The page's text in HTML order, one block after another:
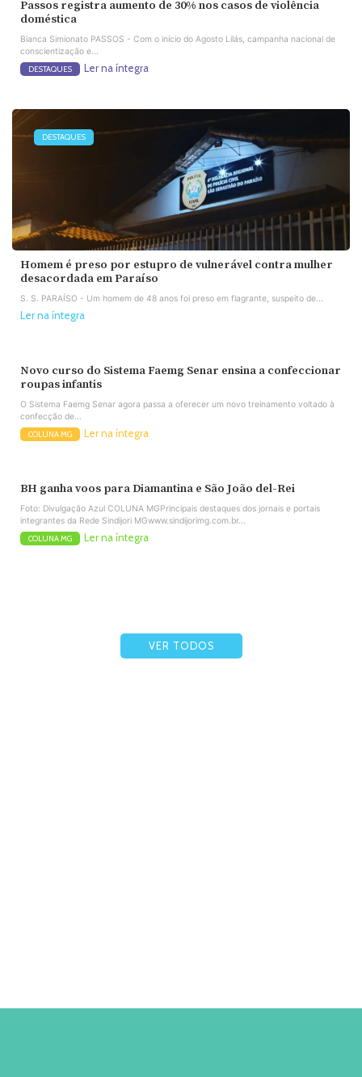
Passos registra aumento de 30% nos casos de violência
doméstica
Bianca Simionato PASSOS - Com o início do Agosto Lilás, campanha nacional de
conscientização e...
DESTAQUES Ler na íntegra
DESTAQUES
Homem é preso por estupro de vulnerável contra mulher
desacordada em Paraíso
S. S. PARAÍSO - Um homem de 48 anos foi preso em flagrante, suspeito de...
Ler na íntegra
Novo curso do Sistema Faemg Senar ensina a confeccionar
roupas infantis
O Sistema Faemg Senar agora passa a oferecer um novo treinamento voltado à
confecção de...
COLUNA MG Ler na íntegra
BH ganha voos para Diamantina e São João del-Rei
Foto: Divulgação Azul COLUNA MGPrincipais destaques dos jornais e portais
integrantes da Rede Sindijori MGwww.sindijorimg.com.br...
COLUNA MG Ler na íntegra
VER TODOS